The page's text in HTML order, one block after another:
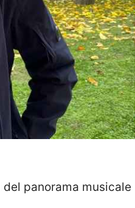
panorama musicale